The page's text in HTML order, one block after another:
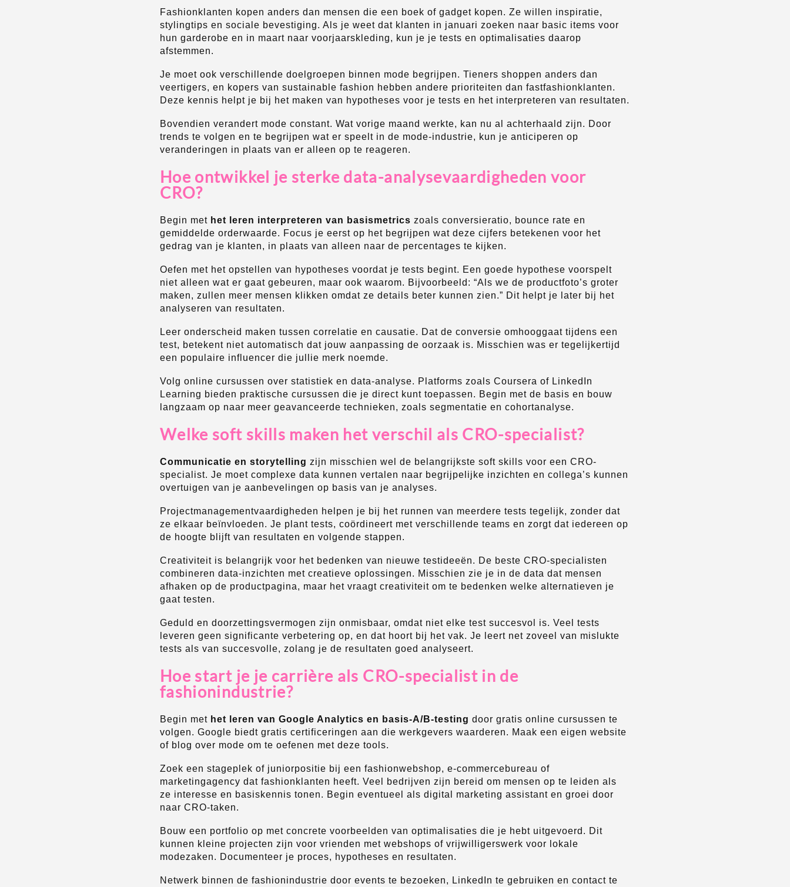
Fashionklanten kopen anders dan mensen die een boek of gadget kopen. Ze willen inspiratie,
stylingtips en sociale bevestiging. Als je weet dat klanten in januari zoeken naar basic items voor
hun garderobe en in maart naar voorjaarskleding, kun je je tests en optimalisaties daarop
afstemmen.
Je moet ook verschillende doelgroepen binnen mode begrijpen. Tieners shoppen anders dan
veertigers, en kopers van sustainable fashion hebben andere prioriteiten dan fastfashionklanten.
Deze kennis helpt je bij het maken van hypotheses voor je tests en het interpreteren van resultaten.
Bovendien verandert mode constant. Wat vorige maand werkte, kan nu al achterhaald zijn. Door
trends te volgen en te begrijpen wat er speelt in de mode-industrie, kun je anticiperen op
veranderingen in plaats van er alleen op te reageren.
Hoe ontwikkel je sterke data-analysevaardigheden voor
CRO?
Begin met het leren interpreteren van basismetrics zoals conversieratio, bounce rate en
gemiddelde orderwaarde. Focus je eerst op het begrijpen wat deze cijfers betekenen voor het
gedrag van je klanten, in plaats van alleen naar de percentages te kijken.
Oefen met het opstellen van hypotheses voordat je tests begint. Een goede hypothese voorspelt
niet alleen wat er gaat gebeuren, maar ook waarom. Bijvoorbeeld: “Als we de productfoto’s groter
maken, zullen meer mensen klikken omdat ze details beter kunnen zien.” Dit helpt je later bij het
analyseren van resultaten.
Leer onderscheid maken tussen correlatie en causatie. Dat de conversie omhooggaat tijdens een
test, betekent niet automatisch dat jouw aanpassing de oorzaak is. Misschien was er tegelijkertijd
een populaire influencer die jullie merk noemde.
Volg online cursussen over statistiek en data-analyse. Platforms zoals Coursera of LinkedIn
Learning bieden praktische cursussen die je direct kunt toepassen. Begin met de basis en bouw
langzaam op naar meer geavanceerde technieken, zoals segmentatie en cohortanalyse.
Welke soft skills maken het verschil als CRO-specialist?
Communicatie en storytelling zijn misschien wel de belangrijkste soft skills voor een CRO-
specialist. Je moet complexe data kunnen vertalen naar begrijpelijke inzichten en collega’s kunnen
overtuigen van je aanbevelingen op basis van je analyses.
Projectmanagementvaardigheden helpen je bij het runnen van meerdere tests tegelijk, zonder dat
ze elkaar beïnvloeden. Je plant tests, coördineert met verschillende teams en zorgt dat iedereen op
de hoogte blijft van resultaten en volgende stappen.
Creativiteit is belangrijk voor het bedenken van nieuwe testideeën. De beste CRO-specialisten
combineren data-inzichten met creatieve oplossingen. Misschien zie je in de data dat mensen
afhaken op de productpagina, maar het vraagt creativiteit om te bedenken welke alternatieven je
gaat testen.
Geduld en doorzettingsvermogen zijn onmisbaar, omdat niet elke test succesvol is. Veel tests
leveren geen significante verbetering op, en dat hoort bij het vak. Je leert net zoveel van mislukte
tests als van succesvolle, zolang je de resultaten goed analyseert.
Hoe start je je carrière als CRO-specialist in de
fashionindustrie?
Begin met het leren van Google Analytics en basis-A/B-testing door gratis online cursussen te
volgen. Google biedt gratis certificeringen aan die werkgevers waarderen. Maak een eigen website
of blog over mode om te oefenen met deze tools.
Zoek een stageplek of juniorpositie bij een fashionwebshop, e-commercebureau of
marketingagency dat fashionklanten heeft. Veel bedrijven zijn bereid om mensen op te leiden als
ze interesse en basiskennis tonen. Begin eventueel als digital marketing assistant en groei door
naar CRO-taken.
Bouw een portfolio op met concrete voorbeelden van optimalisaties die je hebt uitgevoerd. Dit
kunnen kleine projecten zijn voor vrienden met webshops of vrijwilligerswerk voor lokale
modezaken. Documenteer je proces, hypotheses en resultaten.
Netwerk binnen de fashionindustrie door events te bezoeken, LinkedIn te gebruiken en contact te